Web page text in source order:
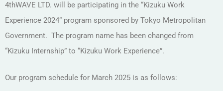
4thWAVE LTD. will be participating in the “Kizuku Work
Experience 2024” program sponsored by Tokyo Metropolitan
Government. The program name has been changed from
“Kizuku Internship” to “Kizuku Work Experience”.
Our program schedule for March 2025 is as follows: